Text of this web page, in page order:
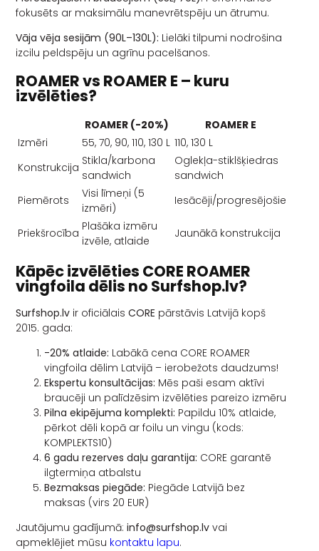
fokusēts ar maksimālu manevrētspēju un ātrumu.
Vāja vēja sesijām (90L–130L): Lielāki tilpumi nodrošina
izcilu peldspēju un agrīnu pacelšanos.
ROAMER vs ROAMER E – kuru
izvēlēties?
ROAMER (-20%)
ROAMER E
Izmēri
55, 70, 90, 110, 130 L 110, 130 L
Konstrukcija Stikla/karbona
sandwich
Oglekļa-stiklšķiedras
sandwich
Piemērots
Visi līmeņi (5
izmēri)
Iesācēji/progresējošie
Priekšrocība Plašāka izmēru
izvēle, atlaide
Jaunākā konstrukcija
Kāpēc izvēlēties CORE ROAMER
vingfoila dēlis no Surfshop.lv?
Surfshop.lv ir oficiālaisCORE pārstāvis Latvijā kopš
2015. gada:
-20% atlaide: Labākā cena CORE ROAMER
vingfoila dēlim Latvijā – ierobežots daudzums!
Ekspertu konsultācijas: Mēs paši esam aktīvi
braucēji un palīdzēsim izvēlēties pareizo izmēru
Pilna ekipējuma komplekti: Papildu 10% atlaide,
pērkot dēli kopā ar foilu un vingu (kods:
KOMPLEKTS10)
6 gadu rezerves daļu garantija: CORE garantē
ilgtermiņa atbalstu
Bezmaksas piegāde: Piegāde Latvijā bez
maksas (virs 20 EUR)
Jautājumu gadījumā:info@surfshop.lv vai
apmeklējiet mūsu kontaktu lapu.